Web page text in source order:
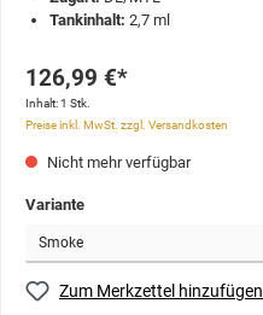
Tankinhalt: 2,7 ml
126,99 €*
Inhalt:1 Stk.
Preise inkl. MwSt. zzgl. Versandkosten
Nicht mehr verfügbar
Variante
Zum Merkzettel hinzufügen